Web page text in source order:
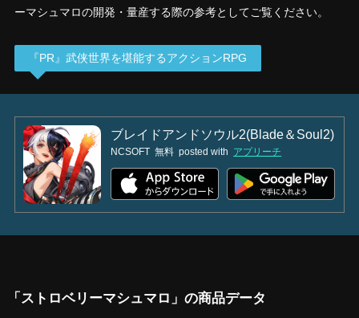
ーマシュマロの開発・量産する際の参考としてご覧ください。
『PR』武侠世界を堪能するアクションRPG
ブレイドアンドソウル2(Blade＆Soul2)
NCSOFT 無料 posted with アプリーチ
「ストロベリーマシュマロ」の商品データ